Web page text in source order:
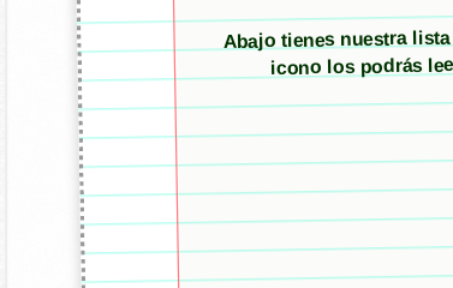
Abajo tienes nuestra
icono los podrás